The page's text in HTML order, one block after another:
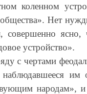
коленном
Нет
ясно,
устройство».
с чертами
им
народам»,